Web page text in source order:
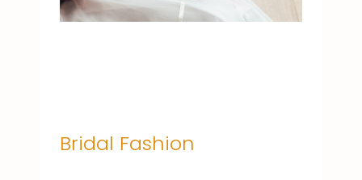
Bridal Fashion